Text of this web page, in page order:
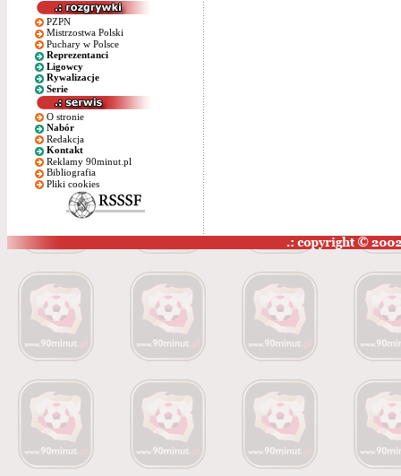
PZPN
Mistrzostwa Polski
Puchary w Polsce
Reprezentanci
Ligowcy
Rywalizacje
Serie
O stronie
Nabór
Redakcja
Kontakt
Reklamy 90minut.pl
Bibliografia
Pliki cookies